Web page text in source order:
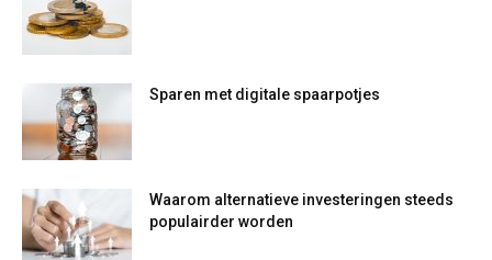
Sparen met digitale spaarpotjes
Waarom alternatieve investeringen steeds
populairder worden